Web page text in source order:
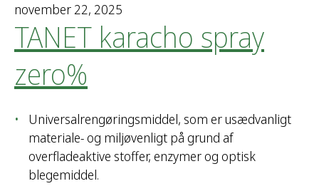
november 22, 2025
TANET karacho spray
zero%
Universalrengøringsmiddel, som er usædvanligt
materiale- og miljøvenligt på grund af
overfladeaktive stoffer, enzymer og optisk
blegemiddel.